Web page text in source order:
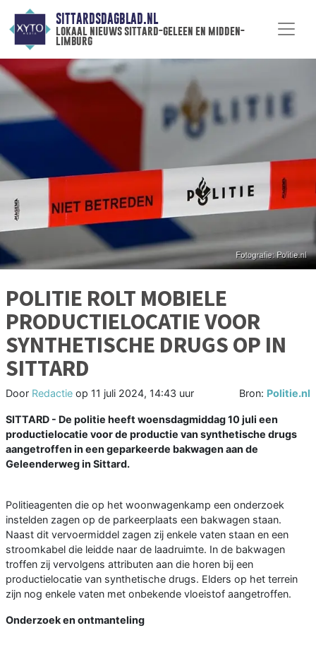
SITTARDSDAGBLAD.NL
lokaal nieuws sittard-geleen en midden-
limburg
POLITIE ROLT MOBIELE
PRODUCTIELOCATIE VOOR
SYNTHETISCHE DRUGS OP IN
SITTARD
Door Redactie op 11 juli 2024, 14:43 uur Bron: Politie.nl
SITTARD - De politie heeft woensdagmiddag 10 juli een
productielocatie voor de productie van synthetische drugs
aangetroffen in een geparkeerde bakwagen aan de
Geleenderweg in Sittard.
Politieagenten die op het woonwagenkamp een onderzoek
instelden zagen op de parkeerplaats een bakwagen staan.
Naast dit vervoermiddel zagen zij enkele vaten staan en een
stroomkabel die leidde naar de laadruimte. In de bakwagen
troffen zij vervolgens attributen aan die horen bij een
productielocatie van synthetische drugs. Elders op het terrein
zijn nog enkele vaten met onbekende vloeistof aangetroffen.
Onderzoek en ontmanteling